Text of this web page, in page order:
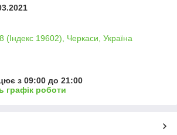
(Індекс 19602), Черкаси, Україна
з 09:00 до 21:00
графік роботи